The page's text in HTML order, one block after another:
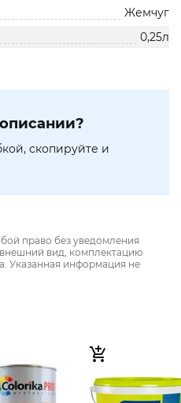
Жемчуг
0,25л
скопируйте и
право без уведомления
вид, комплектацию
Указанная информация не